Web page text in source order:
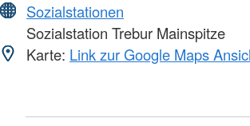
Sozialstationen
Sozialstation Trebur Mainspitze
Karte: Link zur Google Maps